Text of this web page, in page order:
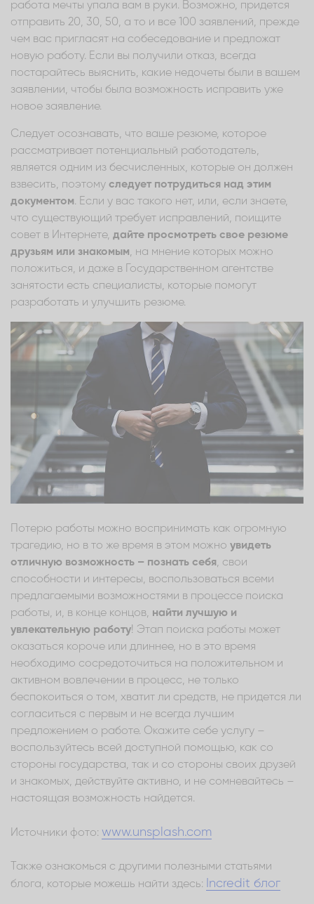
работа мечты упала вам в руки. Возможно, придется
отправить 20, 30, 50, а то и все 100 заявлений, прежде
чем вас пригласят на собеседование и предложат
новую работу. Если вы получили отказ, всегда
постарайтесь выяснить, какие недочеты были в вашем
заявлении, чтобы была возможность исправить уже
новое заявление.
Следует осознавать, что ваше резюме, которое
рассматривает потенциальный работодатель,
является одним из бесчисленных, которые он должен
взвесить, поэтому следует потрудиться над этим
документом. Если у вас такого нет, или, если знаете,
что существующий требует исправлений, поищите
совет в Интернете, дайте просмотреть свое резюме
друзьям или знакомым, на мнение которых можно
положиться, и даже в Государственном агентстве
занятости есть специалисты, которые помогут
разработать и улучшить резюме.
Потерю работы можно воспринимать как огромную
трагедию, но в то же время в этом можно увидеть
отличную возможность – познать себя, свои
способности и интересы, воспользоваться всеми
предлагаемыми возможностями в процессе поиска
работы, и, в конце концов, найти лучшую и
увлекательную работу! Этап поиска работы может
оказаться короче или длиннее, но в это время
необходимо сосредоточиться на положительном и
активном вовлечении в процесс, не только
беспокоиться о том, хватит ли средств, не придется ли
согласиться с первым и не всегда лучшим
предложением о работе. Окажите себе услугу –
воспользуйтесь всей доступной помощью, как со
стороны государства, так и со стороны своих друзей
и знакомых, действуйте активно, и не сомневайтесь –
настоящая возможность найдется.
Источники фото: www.unsplash.com
Также ознакомься с другими полезными статьями
блога, которые можешь найти здесь:
Incredit блог